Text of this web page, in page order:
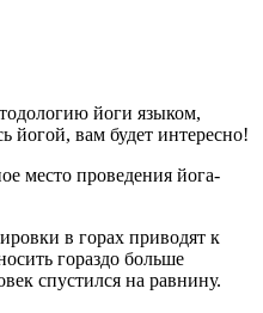
йоги языком,
йогой, вам будет интересно!
место проведения йога-
в горах приводят к
гораздо больше
спустился на равнину.